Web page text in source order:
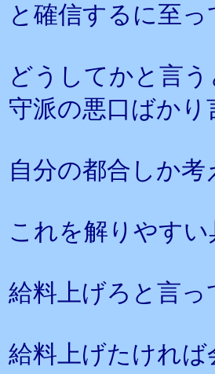
と確信するに至っ
どうしてかと言
守派の悪口ばか
自分の都合しか
これを解りやす
給料上げろと言
給料上げたけれ